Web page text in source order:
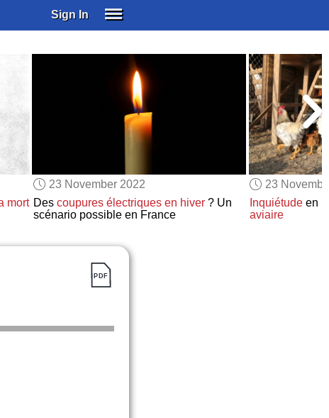
Sign In
SUBSCRIBE
EDUCATIONAL LICENSES
GIFT CARDS
OTHER LANGUAGES
ALEXA
ADJUST COLORS
mort
23 November 2022
Des coupures électriques en hiver? Un
scénario possible en France
23
Inquiétude en
aviaire